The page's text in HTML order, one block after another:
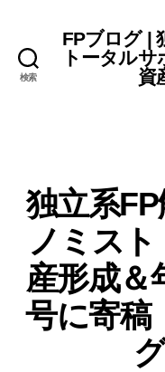
検索
FPブログ |
トータルサ
資
独立系
ノミス
産形成＆
号に寄